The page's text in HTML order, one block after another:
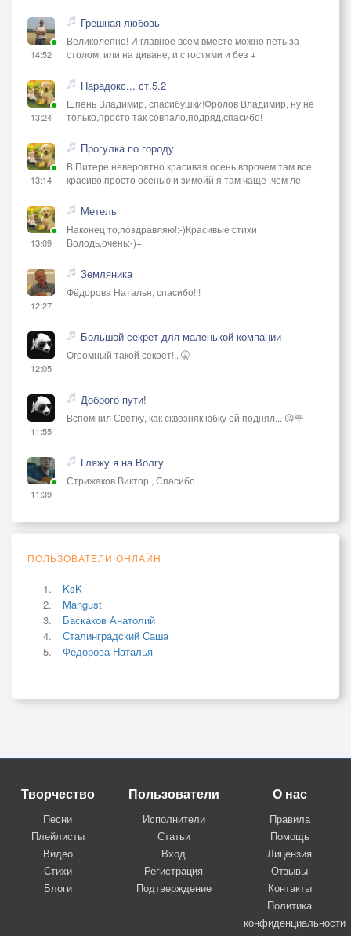
14:52
Грешная любовь
Великолепно! И главное всем вместе можно петь за
столом, или на диване, и с гостями и без +
13:24
Парадокс... ст.5.2
Шпень Владимир, спасибушки!Фролов Владимир, ну не
только,просто так совпало,подряд,спасибо!
13:14
Прогулка по городу
В Питере невероятно красивая осень,впрочем там все
красиво,просто осенью и зимойй я там чаще ,чем ле
13:09
Метель
Наконец то,поздравляю!:-)Красивые стихи
Володь,очень:-)+
12:27
Земляника
Фёдорова Наталья, спасибо!!!
12:05
Большой секрет для маленькой компании
Огромный такой секрет!.. 🤫
11:55
Доброго пути!
Вспомнил Светку, как сквозняк юбку ей поднял... 😘🌹
11:39
Гляжу я на Волгу
Стрижаков Виктор , Спасибо
ПОЛЬЗОВАТЕЛИ ОНЛАЙН
KsK
Mangust
Баскаков Анатолий
Сталинградский Саша
Фёдорова Наталья
Творчество
Песни
Плейлисты
Видео
Стихи
Блоги
Пользователи
Исполнители
Статьи
Вход
Регистрация
Подтверждение
О нас
Правила
Помощь
Лицензия
Отзывы
Контакты
Политика
конфиденциальности